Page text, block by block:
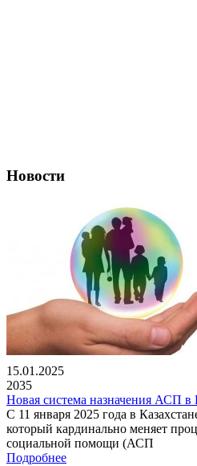
Новости
15.01.2025
2035
Новая система назначения АСП в
С 11 января 2025 года в
который кардинально меняет
социальной помощи (АСП
Подробнее